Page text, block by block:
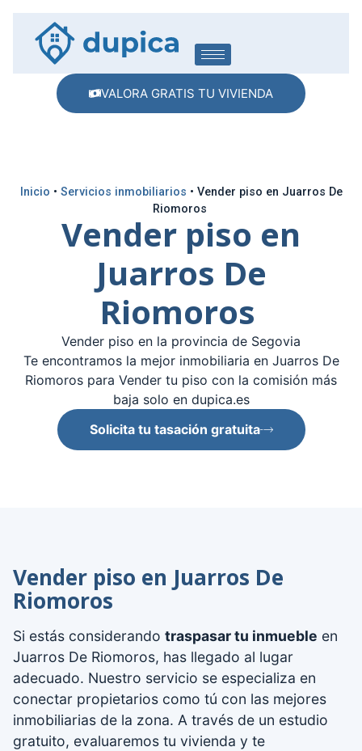
VALORA GRATIS TU VIVIENDA
Inicio • Servicios inmobiliarios • Vender piso en Juarros De
Riomoros
Vender piso en
Juarros De
Riomoros
Vender piso en la provincia de Segovia
Te encontramos la mejor inmobiliaria en Juarros De
Riomoros para Vender tu piso con la comisión más
baja solo en dupica.es
Solicita tu tasación gratuita
Vender piso en Juarros De
Riomoros
Si estás considerando traspasar tu inmueble en
Juarros De Riomoros, has llegado al lugar
adecuado. Nuestro servicio se especializa en
conectar propietarios como tú con las mejores
inmobiliarias de la zona. A través de un estudio
gratuito, evaluaremos tu vivienda y te